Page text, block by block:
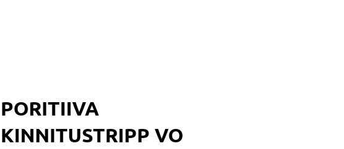
PORITIIVA
KINNITUSTRIPP VO